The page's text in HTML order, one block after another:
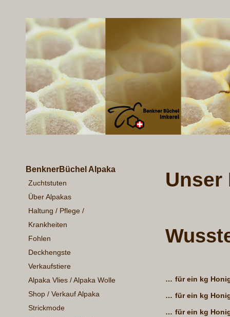
BenknerBüchel Alpaka
Zuchtstuten
Über Alpakas
Haltung / Pflege /
Krankheiten
Fohlen
Deckhengste
Verkaufstiere
Alpaka Vlies / Alpaka Wolle
Shop / Verkauf Alpaka
Strickmode
Unser
… für ein kg
… für ein kg
… für ein kg